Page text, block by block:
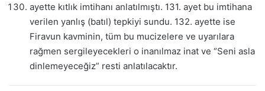
ayette kıtlık imtihanı anlatılmıştı. 131. ayet bu imtihana
verilen yanlış (batıl) tepkiyi sundu. 132. ayette ise
Firavun kavminin, tüm bu mucizelere ve uyarılara
rağmen sergileyecekleri o inanılmaz inat ve “Seni asla
dinlemeyeceğiz” resti anlatılacaktır.